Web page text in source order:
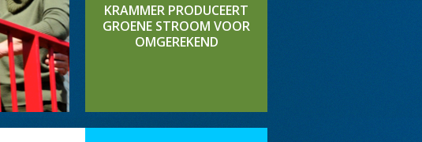
KRAMMER PRODUCEERT
GROENE STROOM VOOR
OMGEREKEND